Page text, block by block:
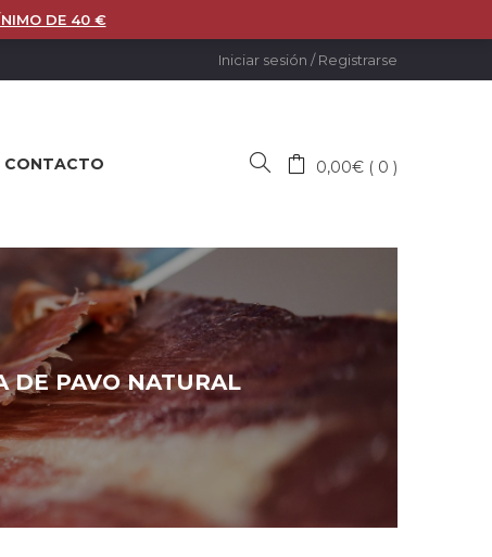
Iniciar sesión / Registrarse
CONTACTO 0,00€ 0
DE PAVO NATURAL
DE 40 €